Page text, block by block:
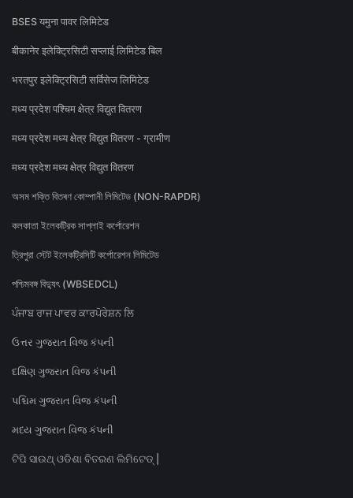
BSES यमुना पावर लिमिटेड
बीकानेर इलेक्ट्रिसिटी सप्लाई लिमिटेड बिल
भरतपुर इलेक्ट्रिसिटी सर्विसेज लिमिटेड
मध्य प्रदेश पश्चिम क्षेत्र विद्युत वितरण
मध्य प्रदेश मध्य क्षेत्र विद्युत वितरण - ग्रामीण
मध्य प्रदेश मध्य क्षेत्र विद्युत वितरण
অসম শক্তি বিতৰণ কোম্পানী লিমিটেড (NON-RAPDR)
কলকাতা ইলেকট্রিক সাপ্লাই কর্পোরেশন
ত্রিপুরা স্টেট ইলেকট্রিসিটি কর্পোরেশন লিমিটেড
পশ্চিমবঙ্গ বিদ্যুৎ (WBSEDCL)
ਪੰਜਾਬ ਰਾਜ ਪਾਵਰ ਕਾਰਪੋਰੇਸ਼ਨ ਲਿ
ઉત્તર ગુજરાત વિજ કંપની
દક્ષિણ ગુજરાત વિજ કંપની
પશ્ચિમ ગુજરાત વિજ કંપની
મધ્ય ગુજરાત વિજ કંપની
ଟିପି ସାଉଥ୍ ଓଡିଶା ବିତରଣ ଲିମିଟେଡ୍ |